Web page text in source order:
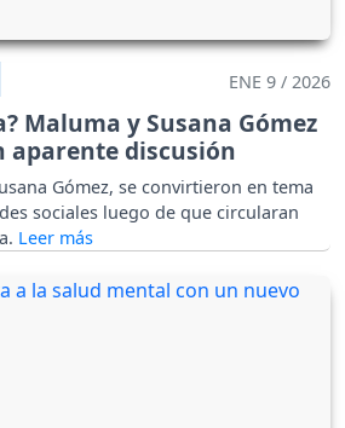
ENE 9 / 2026
Maluma y Susana Gómez
aparente discusión
Gómez, se convirtieron en tema
sociales luego de que circularan